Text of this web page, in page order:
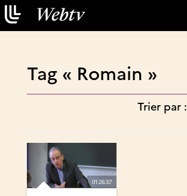
Tag « Romain »
Trier par :
01:26:37